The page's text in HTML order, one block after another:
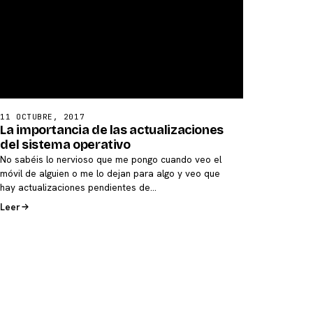
11 OCTUBRE, 2017
La importancia de las actualizaciones
del sistema operativo
No sabéis lo nervioso que me pongo cuando veo el
móvil de alguien o me lo dejan para algo y veo que
hay actualizaciones pendientes de…
Leer